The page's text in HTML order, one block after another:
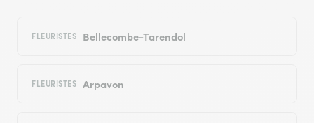
FLEURISTES Bellecombe-Tarendol
FLEURISTES Arpavon